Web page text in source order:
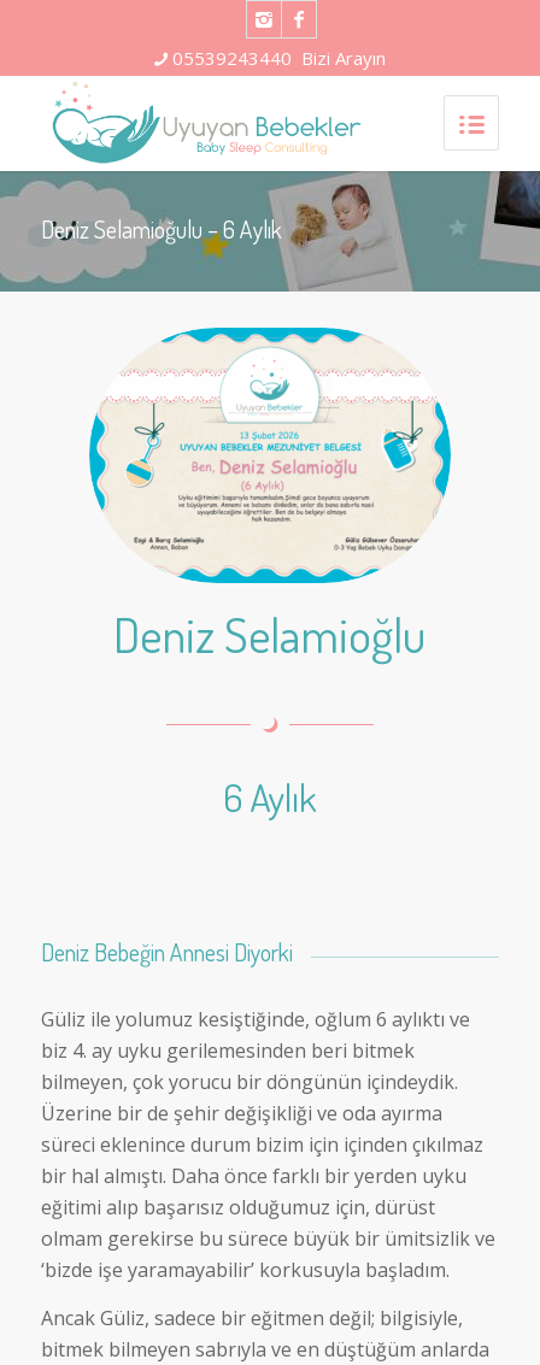
05539243440 Bizi Arayın
Deniz Selamioğulu – 6 Aylık
Deniz Selamioğlu
6 Aylık
Deniz Bebeğin Annesi Diyorki
Güliz ile yolumuz kesiştiğinde, oğlum 6 aylıktı ve
biz 4. ay uyku gerilemesinden beri bitmek
bilmeyen, çok yorucu bir döngünün içindeydik.
Üzerine bir de şehir değişikliği ve oda ayırma
süreci eklenince durum bizim için içinden çıkılmaz
bir hal almıştı. Daha önce farklı bir yerden uyku
eğitimi alıp başarısız olduğumuz için, dürüst
olmam gerekirse bu sürece büyük bir ümitsizlik ve
‘bizde işe yaramayabilir’ korkusuyla başladım.
Ancak Güliz, sadece bir eğitmen değil; bilgisiyle,
bitmek bilmeyen sabrıyla ve en düştüğüm anlarda